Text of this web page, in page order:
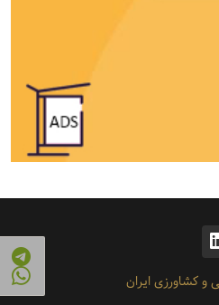
و کشاورزی ایران